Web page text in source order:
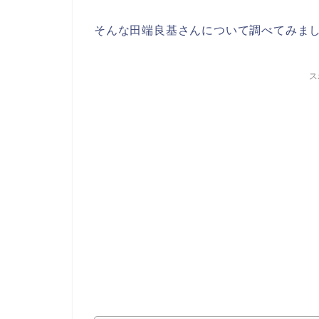
そんな田端良基さんについて調べてみまし